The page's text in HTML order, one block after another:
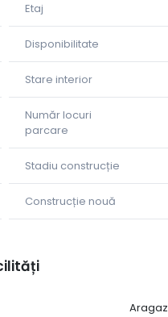
și lumină
Etaj
Disponibilitate
Stare interior
Număr locuri
parcare
Stadiu construcție
Construcție nouă
Aragaz